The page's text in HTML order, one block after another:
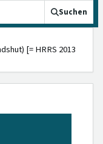
Suchen
[= HRRS 2013